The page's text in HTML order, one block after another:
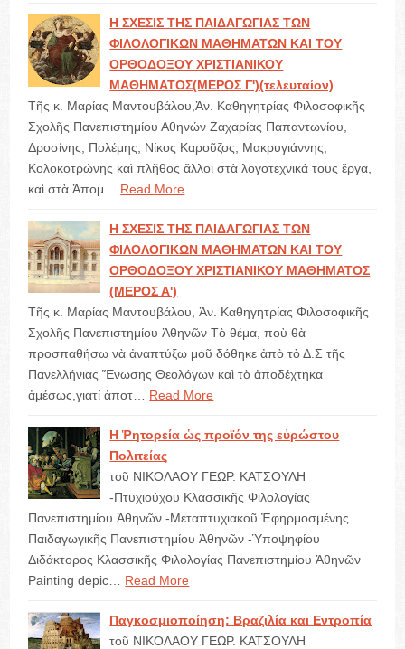
Η ΣΧΕΣΙΣ ΤΗΣ ΠΑΙΔΑΓΩΓΙΑΣ ΤΩΝ
ΦΙΛΟΛΟΓΙΚΩΝ ΜΑΘΗΜΑΤΩΝ ΚΑΙ ΤΟΥ
ΟΡΘΟΔΟΞΟΥ ΧΡΙΣΤΙΑΝΙΚΟΥ
ΜΑΘΗΜΑΤΟΣ(ΜΕΡΟΣ Γ')(τελευταίον)
Τῆς κ. Μαρίας Μαντουβάλου,Ἀν. Καθηγητρίας Φιλοσοφικῆς
Σχολῆς Πανεπιστημίου Αθηνών Ζαχαρίας Παπαντωνίου,
Δροσίνης, Πολέμης, Νίκος Καροῦζος, Μακρυγιάννης,
Κολοκοτρώνης καὶ πλῆθος ἄλλοι στὰ λογοτεχνικά τους ἔργα,
καὶ στὰ Ἀπομ…
Read More
Η ΣΧΕΣΙΣ ΤΗΣ ΠΑΙΔΑΓΩΓΙΑΣ ΤΩΝ
ΦΙΛΟΛΟΓΙΚΩΝ ΜΑΘΗΜΑΤΩΝ ΚΑΙ ΤΟΥ
ΟΡΘΟΔΟΞΟΥ ΧΡΙΣΤΙΑΝΙΚΟΥ ΜΑΘΗΜΑΤΟΣ
(ΜΕΡΟΣ Α')
Τῆς κ. Μαρίας Μαντουβάλου, Ἀν. Καθηγητρίας Φιλοσοφικῆς
Σχολῆς Πανεπιστημίου Ἀθηνῶν Τὸ θέμα, ποὺ θὰ
προσπαθήσω νὰ ἀναπτύξω μοῦ δόθηκε ἀπὸ τὸ Δ.Σ τῆς
Πανελλήνιας Ἕνωσης Θεολόγων καὶ τὸ ἀποδέχτηκα
ἀμέσως,γιατί ἀποτ…
Read More
Η Ῥητορεία ὡς προϊόν της εὐρώστου
Πολιτείας
τοῦ ΝΙΚΟΛΑΟΥ ΓΕΩΡ. ΚΑΤΣΟΥΛΗ
-Πτυχιούχου Κλασσικῆς Φιλολογίας
Πανεπιστημίου Ἀθηνῶν -Μεταπτυχιακοῦ Ἐφηρμοσμένης
Παιδαγωγικῆς Πανεπιστημίου Ἀθηνῶν -Ὑποψηφίου
Διδάκτορος Κλασσικῆς Φιλολογίας Πανεπιστημίου Ἀθηνῶν
Painting depic…
Read More
Παγκοσμιοποίηση: Βραζιλία και Εντροπία
τοῦ ΝΙΚΟΛΑΟΥ ΓΕΩΡ. ΚΑΤΣΟΥΛΗ